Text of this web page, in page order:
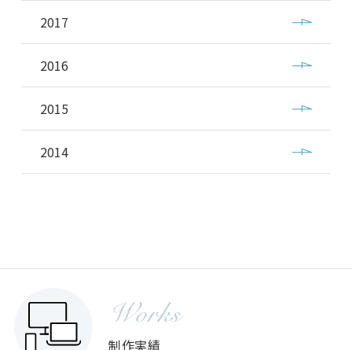
2017
2016
2015
2014
Works
制作実績